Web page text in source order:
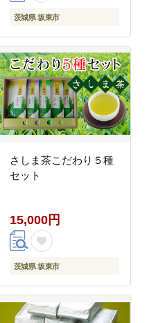
茨城県 坂東市
さしま茶こだわり５種
セット
15,000円
茨城県 坂東市